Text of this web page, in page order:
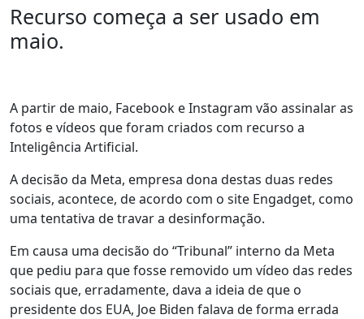
Recurso começa a ser usado em
maio.
A partir de maio, Facebook e Instagram vão assinalar as
fotos e vídeos que foram criados com recurso a
Inteligência Artificial.
A decisão da Meta, empresa dona destas duas redes
sociais, acontece, de acordo com o site Engadget, como
uma tentativa de travar a desinformação.
Em causa uma decisão do “Tribunal” interno da Meta
que pediu para que fosse removido um vídeo das redes
sociais que, erradamente, dava a ideia de que o
presidente dos EUA, Joe Biden falava de forma errada